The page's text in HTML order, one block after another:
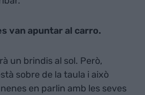
van apuntar al carro.
un brindis al sol. Però,
sobre de la taula i això
en parlin amb les seves